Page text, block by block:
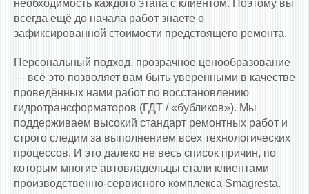
необходимость каждого этапа с клиентом. Поэтому вы
всегда ещё до начала работ знаете о
зафиксированной стоимости предстоящего ремонта.
Персональный подход, прозрачное ценообразование
— всё это позволяет вам быть уверенными в качестве
проведённых нами работ по восстановлению
гидротрансформаторов (ГДТ / «бубликов»). Мы
поддерживаем высокий стандарт ремонтных работ и
строго следим за выполнением всех технологических
процессов. И это далеко не весь список причин, по
которым многие автовладельцы стали клиентами
производственно-сервисного комплекса Smagresta.